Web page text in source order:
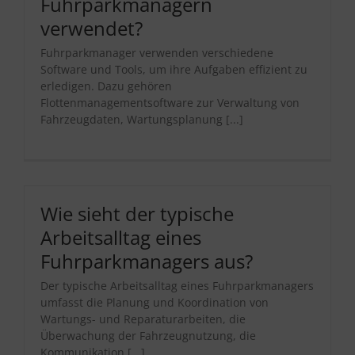
verwendet?
Fuhrparkmanager verwenden verschiedene
Software und Tools, um ihre Aufgaben effizient zu
erledigen. Dazu gehören
Flottenmanagementsoftware zur Verwaltung von
Fahrzeugdaten, Wartungsplanung [...]
Wie sieht der typische
Arbeitsalltag eines
Fuhrparkmanagers aus?
Der typische Arbeitsalltag eines Fuhrparkmanagers
umfasst die Planung und Koordination von
Wartungs- und Reparaturarbeiten, die
Überwachung der Fahrzeugnutzung, die